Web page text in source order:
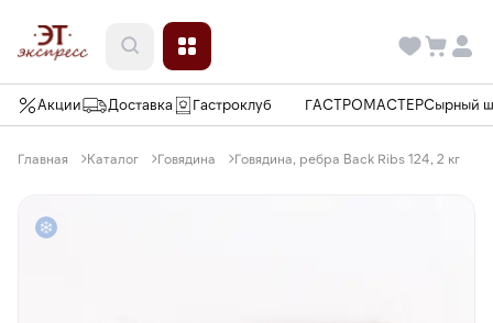
Акции Доставка Гастроклуб ГАСТРОМАСТЕРСырный
Главная Каталог Говядина Говядина, ребра Back Ribs 124, 2 кг